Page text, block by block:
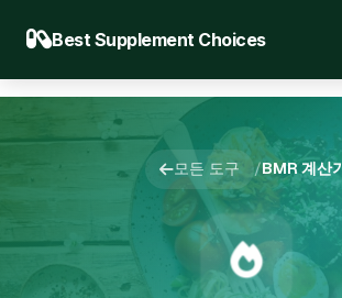
Best Supplement Choices
모든 도구 /BMR 계산기